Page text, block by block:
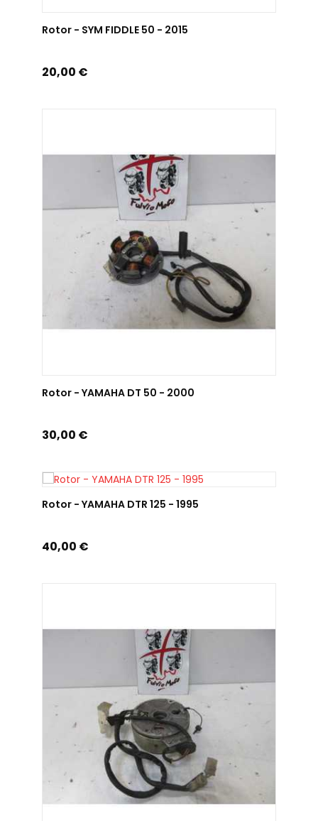
Rotor - SYM FIDDLE 50 - 2015
Prix
20,00 €
Rotor - YAMAHA DT 50 - 2000
Prix
30,00 €
Rotor - YAMAHA DTR 125 - 1995
Prix
40,00 €